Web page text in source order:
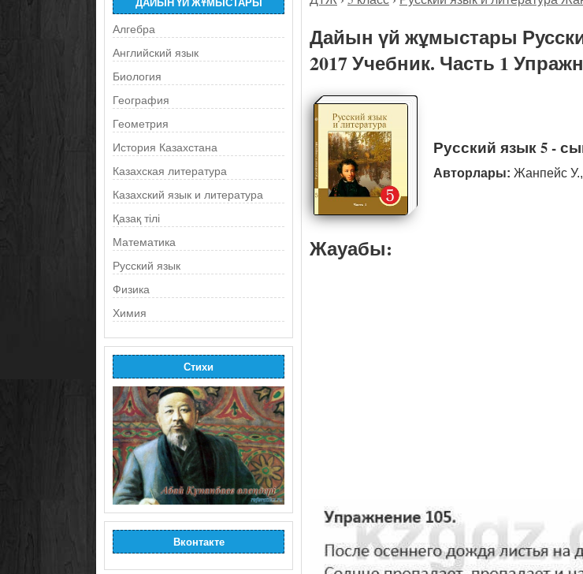
Алгебра
Английский язык
Биология
География
Геометрия
История Казахстана
Казахская литература
Казахский язык и литература
Қазақ тілі
Математика
Русский язык
Физика
Химия
Стихи
Вконтакте
Дайын үй жұмыстары
2017 Учебник. Часть 1
Русский язык 5 -
Авторлары: Жанпейс
Жауабы: